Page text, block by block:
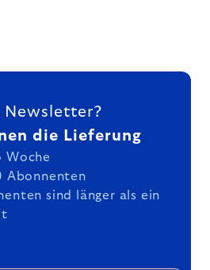
Newsletter?
die Lieferung
Woche
Abonnenten
sind länger als ein